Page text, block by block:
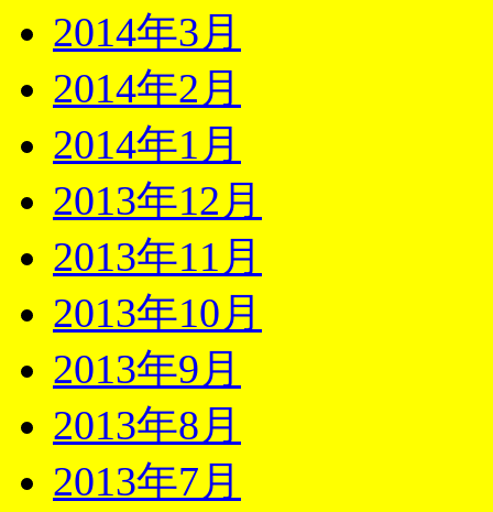
2014年3月
2014年2月
2014年1月
2013年12月
2013年11月
2013年10月
2013年9月
2013年8月
2013年7月